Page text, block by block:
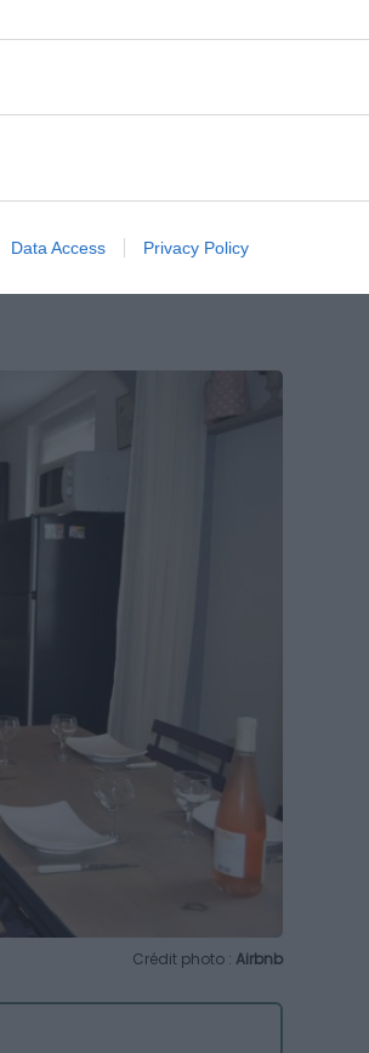
Data Access Privacy Policy
son style contemporain.
risquez de tomber sous
Crédit photo : Airbnb